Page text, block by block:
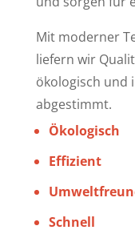
Mit moderner
liefern wir
ökologisch und
abgestimmt.
Ökologisch
Effizient
Schnell